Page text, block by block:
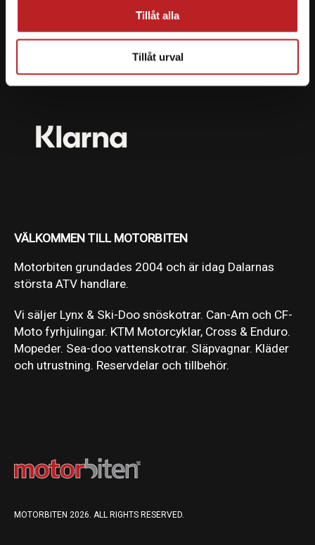
Tillåt alla
Tillåt urval
Vi erbjuder flera olika betalsätt. Dina köp är alltid
skyddade med krypteringsteknik.
VÄLKOMMEN TILL MOTORBITEN
Motorbiten grundades 2004 och är idag Dalarnas
största ATV handlare.
Vi säljer Lynx & Ski-Doo snöskotrar. Can-Am och CF-
Moto fyrhjulingar. KTM Motorcyklar, Cross & Enduro.
Mopeder. Sea-doo vattenskotrar. Släpvagnar. Kläder
och utrustning. Reservdelar och tillbehör.
MOTORBITEN 2026. ALL RIGHTS RESERVED.